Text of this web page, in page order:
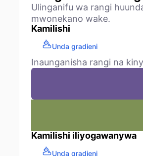
Ulinganifu wa rangi
mwonekano wake.
Kamilishi
Unda gradieni
Inaunganisha rangi na
Kamilishi iliyogawanywa
Unda gradieni